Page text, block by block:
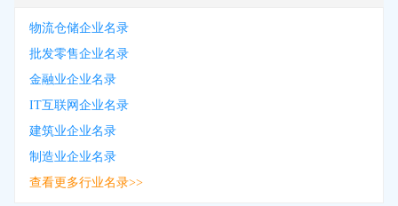
物流仓储企业名录
批发零售企业名录
金融业企业名录
IT互联网企业名录
建筑业企业名录
制造业企业名录
查看更多行业名录>>